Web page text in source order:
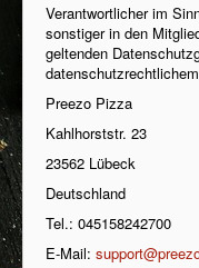
Verantwortlicher im
sonstiger in den
geltenden
Preezo Pizza
Kahlhorststr. 23
23562 Lübeck
Deutschland
Tel.: 045158242700
E-Mail: